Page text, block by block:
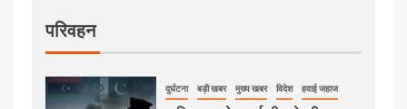
परिवहन
दुर्घटना बड़ी खबर मुख्य खबर विदेश हवाई जहाज